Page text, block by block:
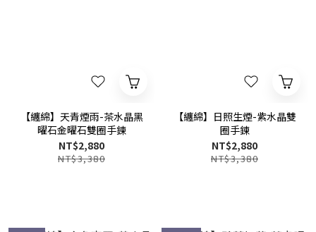
【纏綿】天青煙雨-茶水晶黑
曜石金曜石雙圈手鍊
NT$2,880
NT$3,380
【纏綿】日照生煙-紫水晶雙
圈手鍊
NT$2,880
NT$3,380